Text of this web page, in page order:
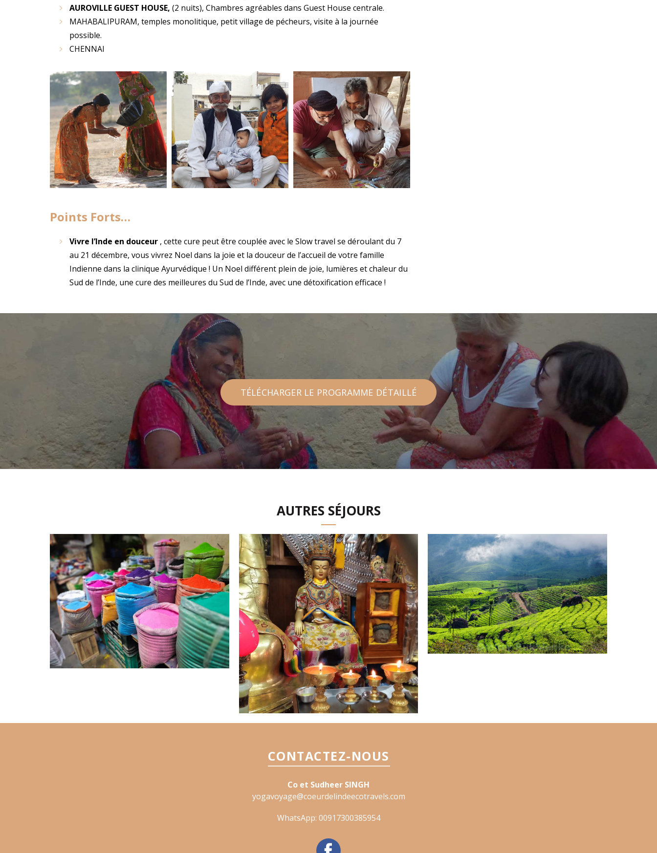
AUROVILLE GUEST HOUSE, (2 nuits), Chambres agréables dans Guest House centrale.
MAHABALIPURAM, temples monolitique, petit village de pécheurs, visite à la journée
possible.
CHENNAI
Points Forts…
Vivre l’Inde en douceur , cette cure peut être couplée avec le Slow travel se déroulant du 7
au 21 décembre, vous vivrez Noel dans la joie et la douceur de l’accueil de votre famille
Indienne dans la clinique Ayurvédique ! Un Noel différent plein de joie, lumières et chaleur du
Sud de l’Inde, une cure des meilleures du Sud de l’Inde, avec une détoxification efficace !
TÉLÉCHARGER LE PROGRAMME DÉTAILLÉ
AUTRES SÉJOURS
CONTACTEZ-NOUS
Co et Sudheer SINGH
yogavoyage@coeurdelindeecotravels.com
WhatsApp: 00917300385954